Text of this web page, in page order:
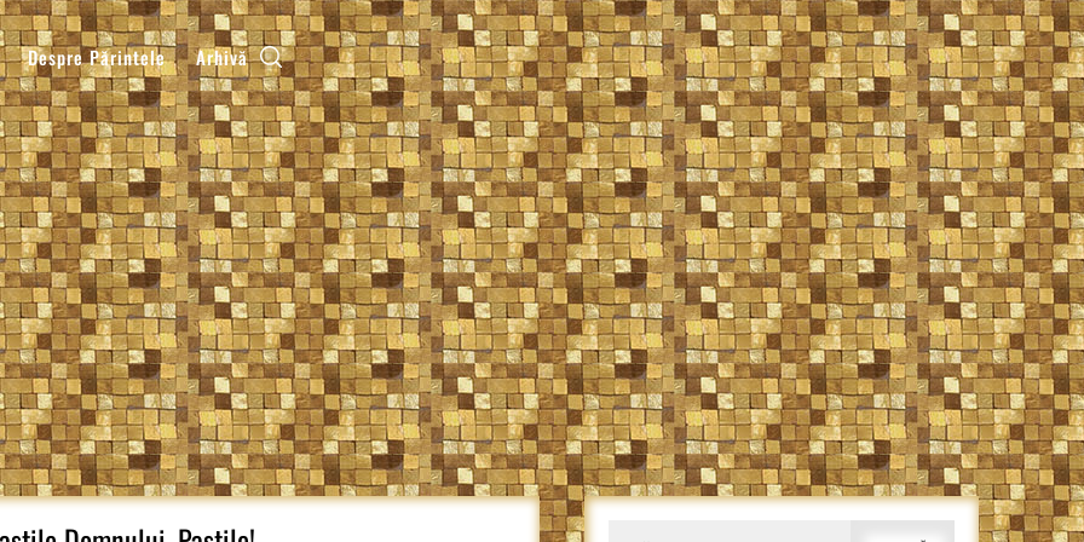
Despre Părintele Arhivă